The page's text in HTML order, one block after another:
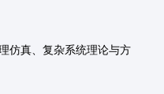
仿真、复杂系统理论与方